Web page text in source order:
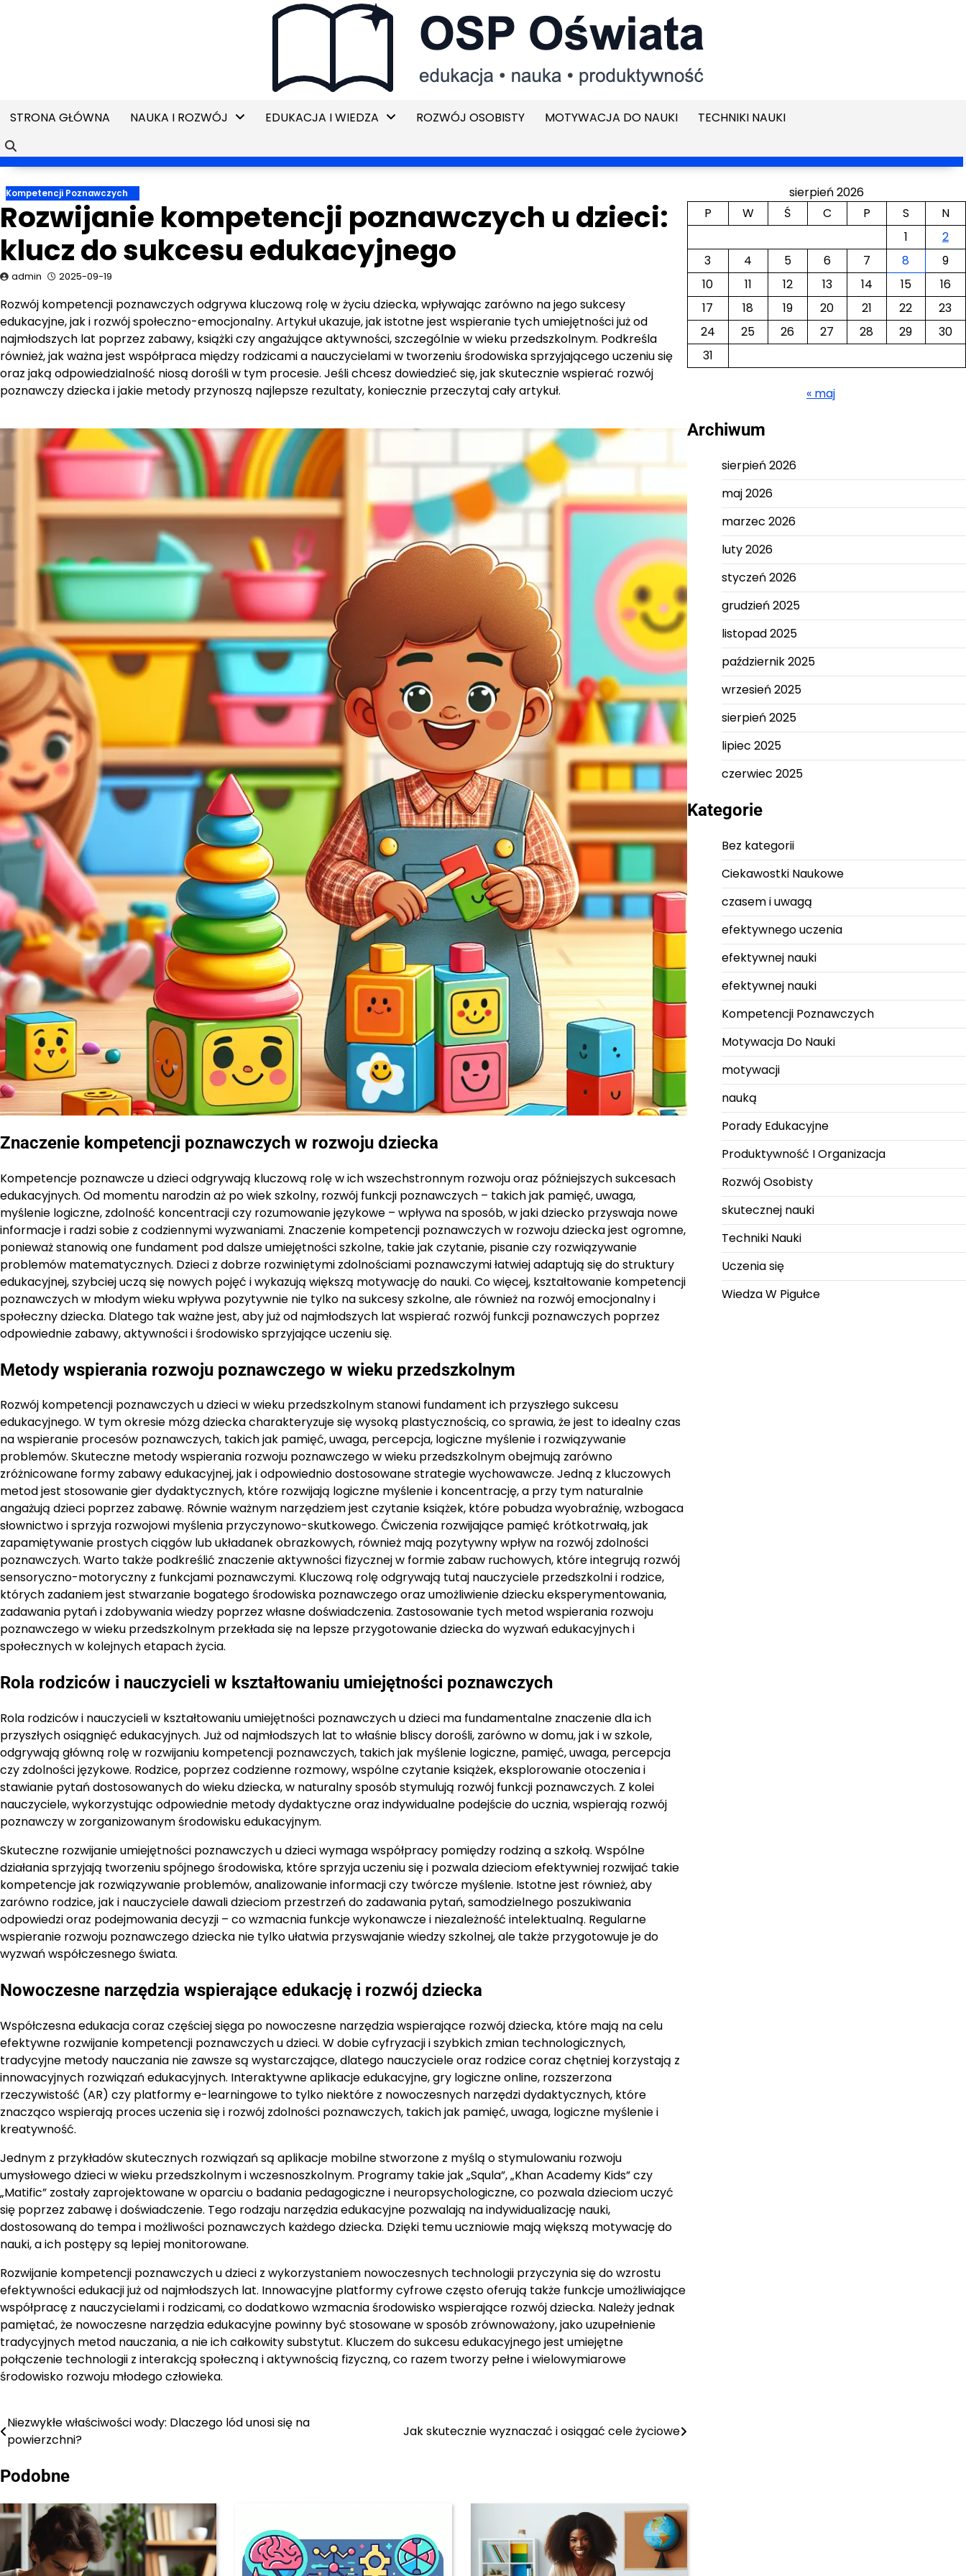
STRONA GŁÓWNA NAUKA I ROZWÓJ EDUKACJA I WIEDZA ROZWÓJ OSOBISTY MOTYWACJA DO NAUKI TECHNIKI NAUKI
Kompetencji Poznawczych
Rozwijanie kompetencji poznawczych u dzieci:
klucz do sukcesu edukacyjnego
admin 2025-09-19
Rozwój kompetencji poznawczych odgrywa kluczową rolę w życiu dziecka, wpływając zarówno na jego sukcesy
edukacyjne, jak i rozwój społeczno-emocjonalny. Artykuł ukazuje, jak istotne jest wspieranie tych umiejętności już od
najmłodszych lat poprzez zabawy, książki czy angażujące aktywności, szczególnie w wieku przedszkolnym. Podkreśla
również, jak ważna jest współpraca między rodzicami a nauczycielami w tworzeniu środowiska sprzyjającego uczeniu się
oraz jaką odpowiedzialność niosą dorośli w tym procesie. Jeśli chcesz dowiedzieć się, jak skutecznie wspierać rozwój
poznawczy dziecka i jakie metody przynoszą najlepsze rezultaty, koniecznie przeczytaj cały artykuł.
Znaczenie kompetencji poznawczych w rozwoju dziecka
Kompetencje poznawcze u dzieci odgrywają kluczową rolę w ich wszechstronnym rozwoju oraz późniejszych sukcesach
edukacyjnych. Od momentu narodzin aż po wiek szkolny, rozwój funkcji poznawczych – takich jak pamięć, uwaga,
myślenie logiczne, zdolność koncentracji czy rozumowanie językowe – wpływa na sposób, w jaki dziecko przyswaja nowe
informacje i radzi sobie z codziennymi wyzwaniami. Znaczenie kompetencji poznawczych w rozwoju dziecka jest ogromne,
ponieważ stanowią one fundament pod dalsze umiejętności szkolne, takie jak czytanie, pisanie czy rozwiązywanie
problemów matematycznych. Dzieci z dobrze rozwiniętymi zdolnościami poznawczymi łatwiej adaptują się do struktury
edukacyjnej, szybciej uczą się nowych pojęć i wykazują większą motywację do nauki. Co więcej, kształtowanie kompetencji
poznawczych w młodym wieku wpływa pozytywnie nie tylko na sukcesy szkolne, ale również na rozwój emocjonalny i
społeczny dziecka. Dlatego tak ważne jest, aby już od najmłodszych lat wspierać rozwój funkcji poznawczych poprzez
odpowiednie zabawy, aktywności i środowisko sprzyjające uczeniu się.
Metody wspierania rozwoju poznawczego w wieku przedszkolnym
Rozwój kompetencji poznawczych u dzieci w wieku przedszkolnym stanowi fundament ich przyszłego sukcesu
edukacyjnego. W tym okresie mózg dziecka charakteryzuje się wysoką plastycznością, co sprawia, że jest to idealny czas
na wspieranie procesów poznawczych, takich jak pamięć, uwaga, percepcja, logiczne myślenie i rozwiązywanie
problemów. Skuteczne metody wspierania rozwoju poznawczego w wieku przedszkolnym obejmują zarówno
zróżnicowane formy zabawy edukacyjnej, jak i odpowiednio dostosowane strategie wychowawcze. Jedną z kluczowych
metod jest stosowanie gier dydaktycznych, które rozwijają logiczne myślenie i koncentrację, a przy tym naturalnie
angażują dzieci poprzez zabawę. Równie ważnym narzędziem jest czytanie książek, które pobudza wyobraźnię, wzbogaca
słownictwo i sprzyja rozwojowi myślenia przyczynowo-skutkowego. Ćwiczenia rozwijające pamięć krótkotrwałą, jak
zapamiętywanie prostych ciągów lub układanek obrazkowych, również mają pozytywny wpływ na rozwój zdolności
poznawczych. Warto także podkreślić znaczenie aktywności fizycznej w formie zabaw ruchowych, które integrują rozwój
sensoryczno-motoryczny z funkcjami poznawczymi. Kluczową rolę odgrywają tutaj nauczyciele przedszkolni i rodzice,
których zadaniem jest stwarzanie bogatego środowiska poznawczego oraz umożliwienie dziecku eksperymentowania,
zadawania pytań i zdobywania wiedzy poprzez własne doświadczenia. Zastosowanie tych metod wspierania rozwoju
poznawczego w wieku przedszkolnym przekłada się na lepsze przygotowanie dziecka do wyzwań edukacyjnych i
społecznych w kolejnych etapach życia.
Rola rodziców i nauczycieli w kształtowaniu umiejętności poznawczych
Rola rodziców i nauczycieli w kształtowaniu umiejętności poznawczych u dzieci ma fundamentalne znaczenie dla ich
przyszłych osiągnięć edukacyjnych. Już od najmłodszych lat to właśnie bliscy dorośli, zarówno w domu, jak i w szkole,
odgrywają główną rolę w rozwijaniu kompetencji poznawczych, takich jak myślenie logiczne, pamięć, uwaga, percepcja
czy zdolności językowe. Rodzice, poprzez codzienne rozmowy, wspólne czytanie książek, eksplorowanie otoczenia i
stawianie pytań dostosowanych do wieku dziecka, w naturalny sposób stymulują rozwój funkcji poznawczych. Z kolei
nauczyciele, wykorzystując odpowiednie metody dydaktyczne oraz indywidualne podejście do ucznia, wspierają rozwój
poznawczy w zorganizowanym środowisku edukacyjnym.
Skuteczne rozwijanie umiejętności poznawczych u dzieci wymaga współpracy pomiędzy rodziną a szkołą. Wspólne
działania sprzyjają tworzeniu spójnego środowiska, które sprzyja uczeniu się i pozwala dzieciom efektywniej rozwijać takie
kompetencje jak rozwiązywanie problemów, analizowanie informacji czy twórcze myślenie. Istotne jest również, aby
zarówno rodzice, jak i nauczyciele dawali dzieciom przestrzeń do zadawania pytań, samodzielnego poszukiwania
odpowiedzi oraz podejmowania decyzji – co wzmacnia funkcje wykonawcze i niezależność intelektualną. Regularne
wspieranie rozwoju poznawczego dziecka nie tylko ułatwia przyswajanie wiedzy szkolnej, ale także przygotowuje je do
wyzwań współczesnego świata.
Nowoczesne narzędzia wspierające edukację i rozwój dziecka
Współczesna edukacja coraz częściej sięga po nowoczesne narzędzia wspierające rozwój dziecka, które mają na celu
efektywne rozwijanie kompetencji poznawczych u dzieci. W dobie cyfryzacji i szybkich zmian technologicznych,
tradycyjne metody nauczania nie zawsze są wystarczające, dlatego nauczyciele oraz rodzice coraz chętniej korzystają z
innowacyjnych rozwiązań edukacyjnych. Interaktywne aplikacje edukacyjne, gry logiczne online, rozszerzona
rzeczywistość (AR) czy platformy e-learningowe to tylko niektóre z nowoczesnych narzędzi dydaktycznych, które
znacząco wspierają proces uczenia się i rozwój zdolności poznawczych, takich jak pamięć, uwaga, logiczne myślenie i
kreatywność.
Jednym z przykładów skutecznych rozwiązań są aplikacje mobilne stworzone z myślą o stymulowaniu rozwoju
umysłowego dzieci w wieku przedszkolnym i wczesnoszkolnym. Programy takie jak „Squla”, „Khan Academy Kids” czy
„Matific” zostały zaprojektowane w oparciu o badania pedagogiczne i neuropsychologiczne, co pozwala dzieciom uczyć
się poprzez zabawę i doświadczenie. Tego rodzaju narzędzia edukacyjne pozwalają na indywidualizację nauki,
dostosowaną do tempa i możliwości poznawczych każdego dziecka. Dzięki temu uczniowie mają większą motywację do
nauki, a ich postępy są lepiej monitorowane.
Rozwijanie kompetencji poznawczych u dzieci z wykorzystaniem nowoczesnych technologii przyczynia się do wzrostu
efektywności edukacji już od najmłodszych lat. Innowacyjne platformy cyfrowe często oferują także funkcje umożliwiające
współpracę z nauczycielami i rodzicami, co dodatkowo wzmacnia środowisko wspierające rozwój dziecka. Należy jednak
pamiętać, że nowoczesne narzędzia edukacyjne powinny być stosowane w sposób zrównoważony, jako uzupełnienie
tradycyjnych metod nauczania, a nie ich całkowity substytut. Kluczem do sukcesu edukacyjnego jest umiejętne
połączenie technologii z interakcją społeczną i aktywnością fizyczną, co razem tworzy pełne i wielowymiarowe
środowisko rozwoju młodego człowieka.
Nawigacja
wpisu
Niezwykłe właściwości wody: Dlaczego lód unosi się na
powierzchni?
Jak skutecznie wyznaczać i osiągać cele życiowe
Podobne
sierpień 2026
P
W Ś C P S
N
1
2
3
4 5 6 7 8
9
10
11 12 13 14 15
16
17
18 19 20 21 22
23
24
25 26 27 28 29
30
31
« maj
Archiwum
sierpień 2026
maj 2026
marzec 2026
luty 2026
styczeń 2026
grudzień 2025
listopad 2025
październik 2025
wrzesień 2025
sierpień 2025
lipiec 2025
czerwiec 2025
Kategorie
Bez kategorii
Ciekawostki Naukowe
czasem i uwagą
efektywnego uczenia
efektywnej nauki
efektywnej nauki
Kompetencji Poznawczych
Motywacja Do Nauki
motywacji
nauką
Porady Edukacyjne
Produktywność I Organizacja
Rozwój Osobisty
skutecznej nauki
Techniki Nauki
Uczenia się
Wiedza W Pigułce